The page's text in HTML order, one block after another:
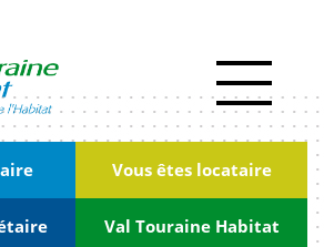
Vous êtes locataire
Val Touraine Habitat